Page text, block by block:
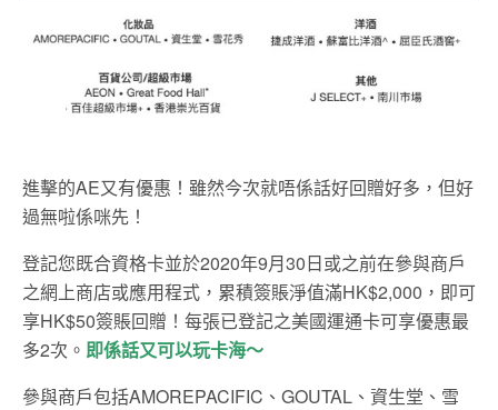
進擊的AE又有優惠！雖然今次就唔係話好回贈好多，但好
過無啦係咪先！
登記您既合資格卡並於2020年9月30日或之前在參與商戶
之網上商店或應用程式，累積簽賬淨值滿HK$2,000，即可
享HK$50簽賬回贈！每張已登記之美國運通卡可享優惠最
多2次。 即係話又可以玩卡海～
參與商戶包括AMOREPACIFIC、GOUTAL、資生堂、雪